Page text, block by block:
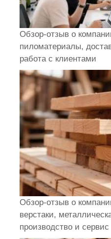
Обзор-отзыв о
пиломатериалы,
работа с клиентами
Обзор-отзыв о
верстаки,
производство и сервис